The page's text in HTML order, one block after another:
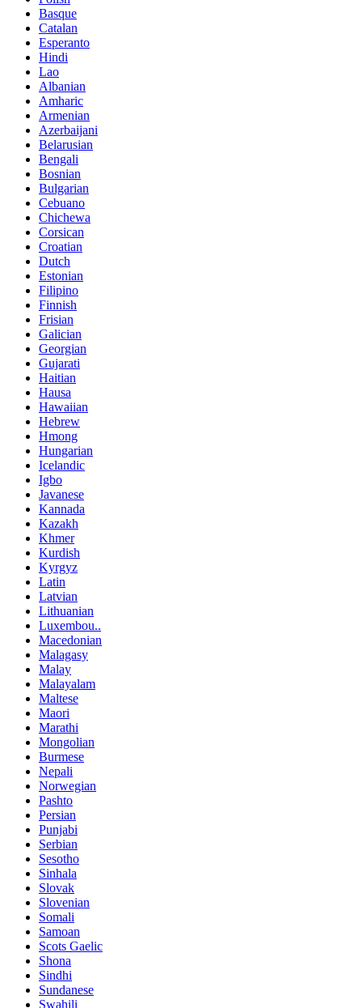
Basque
Catalan
Esperanto
Hindi
Lao
Albanian
Amharic
Armenian
Azerbaijani
Belarusian
Bengali
Bosnian
Bulgarian
Cebuano
Chichewa
Corsican
Croatian
Dutch
Estonian
Filipino
Finnish
Frisian
Galician
Georgian
Gujarati
Haitian
Hausa
Hawaiian
Hebrew
Hmong
Hungarian
Icelandic
Igbo
Javanese
Kannada
Kazakh
Khmer
Kurdish
Kyrgyz
Latin
Latvian
Lithuanian
Luxembou..
Macedonian
Malagasy
Malay
Malayalam
Maltese
Maori
Marathi
Mongolian
Burmese
Nepali
Norwegian
Pashto
Persian
Punjabi
Serbian
Sesotho
Sinhala
Slovak
Slovenian
Somali
Samoan
Scots Gaelic
Shona
Sindhi
Sundanese
Swahili